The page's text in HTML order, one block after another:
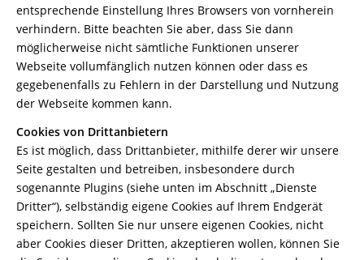
entsprechende Einstellung Ihres Browsers von vornherein
verhindern. Bitte beachten Sie aber, dass Sie dann
möglicherweise nicht sämtliche Funktionen unserer
Webseite vollumfänglich nutzen können oder dass es
gegebenenfalls zu Fehlern in der Darstellung und Nutzung
der Webseite kommen kann.
Cookies von Drittanbietern
Es ist möglich, dass Drittanbieter, mithilfe derer wir unsere
Seite gestalten und betreiben, insbesondere durch
sogenannte Plugins (siehe unten im Abschnitt „Dienste
Dritter“), selbständig eigene Cookies auf Ihrem Endgerät
speichern. Sollten Sie nur unsere eigenen Cookies, nicht
aber Cookies dieser Dritten, akzeptieren wollen, können Sie